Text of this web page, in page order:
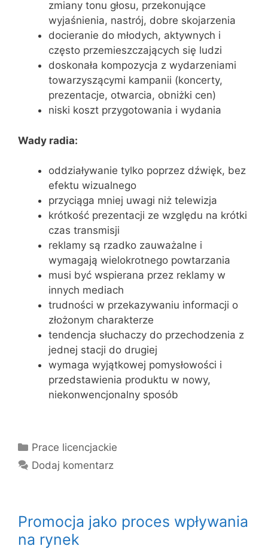
zmiany tonu głosu, przekonujące
wyjaśnienia, nastrój, dobre skojarzenia
docieranie do młodych, aktywnych i
często przemieszczających się ludzi
doskonała kompozycja z wydarzeniami
towarzyszącymi kampanii (koncerty,
prezentacje, otwarcia, obniżki cen)
niski koszt przygotowania i wydania
Wady radia:
oddziaływanie tylko poprzez dźwięk, bez
efektu wizualnego
przyciąga mniej uwagi niż telewizja
krótkość prezentacji ze względu na krótki
czas transmisji
reklamy są rzadko zauważalne i
wymagają wielokrotnego powtarzania
musi być wspierana przez reklamy w
innych mediach
trudności w przekazywaniu informacji o
złożonym charakterze
tendencja słuchaczy do przechodzenia z
jednej stacji do drugiej
wymaga wyjątkowej pomysłowości i
przedstawienia produktu w nowy,
niekonwencjonalny sposób
Kategorie
Prace licencjackie
Dodaj komentarz
Promocja jako proces wpływania
na rynek